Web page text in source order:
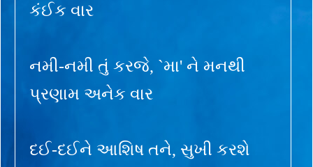
કંઈક વાર
નમી-નમી તું કરજે, `મા' ને મનથી
પ્રણામ અનેક વાર
દઈ-દઈને આશિષ તને, સુખી કરશે